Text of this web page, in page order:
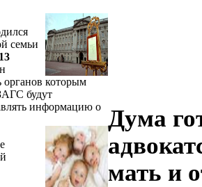
семьи
органов которым
будут
информацию о Дума
мать и